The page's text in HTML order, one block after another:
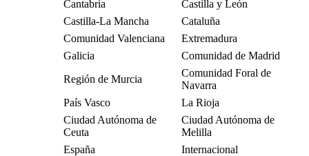
Cantabria
Castilla y León
Castilla-La Mancha
Cataluña
Comunidad Valenciana
Extremadura
Galicia
Comunidad de Madrid
Región de Murcia
Comunidad Foral de
Navarra
País Vasco
La Rioja
Ciudad Autónoma de
Ceuta
Ciudad Autónoma de
Melilla
España
Internacional